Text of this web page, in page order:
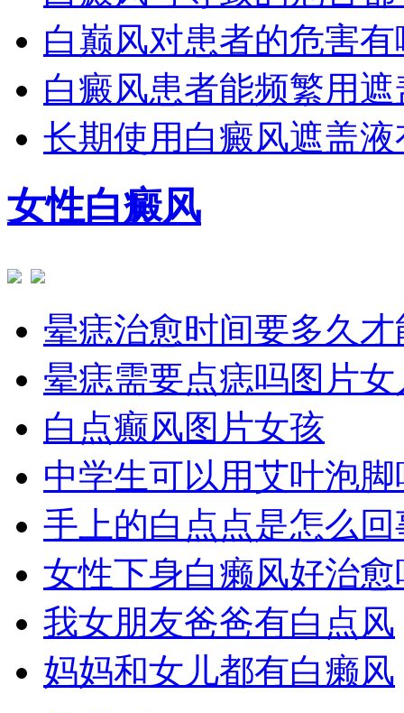
白巅风对患者的危害
白癜风患者能频繁用
长期使用白癜风遮盖
女性白癜风
晕痣治愈时间要多久
晕痣需要点痣吗图片女
白点癫风图片女孩
中学生可以用艾叶泡
手上的白点点是怎么
女性下身白癞风好治愈
我女朋友爸爸有白点风
妈妈和女儿都有白癞风